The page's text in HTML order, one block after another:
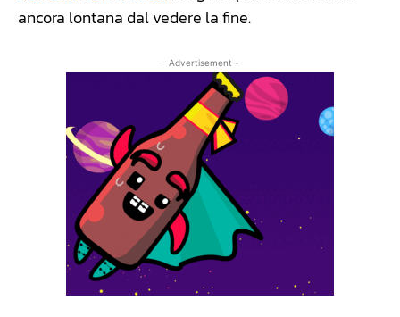
ancora lontana dal vedere la fine.
- Advertisement -